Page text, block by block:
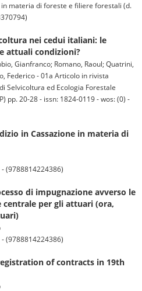
materia di foreste e filiere forestali (d.
nei cedui italiani: le
attuali condizioni?
Gianfranco; Romano, Raoul; Quatrini,
Federico - 01a Articolo in rivista
Selvicoltura ed Ecologia Forestale
pp. 20-28 - issn: 1824-0119 - wos: (0) -
in Cassazione in materia di
(9788814224386)
di impugnazione avverso le
centrale per gli attuari (ora,
(9788814224386)
of contracts in 19th